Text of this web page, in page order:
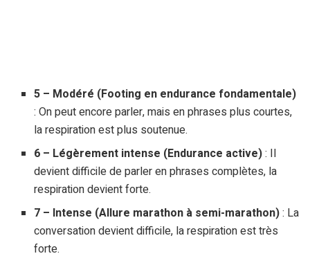
5 – Modéré (Footing en endurance fondamentale)
: On peut encore parler, mais en phrases plus courtes,
la respiration est plus soutenue.
6 – Légèrement intense (Endurance active): Il
devient difficile de parler en phrases complètes, la
respiration devient forte.
7 – Intense (Allure marathon à semi-marathon): La
conversation devient difficile, la respiration est très
forte.